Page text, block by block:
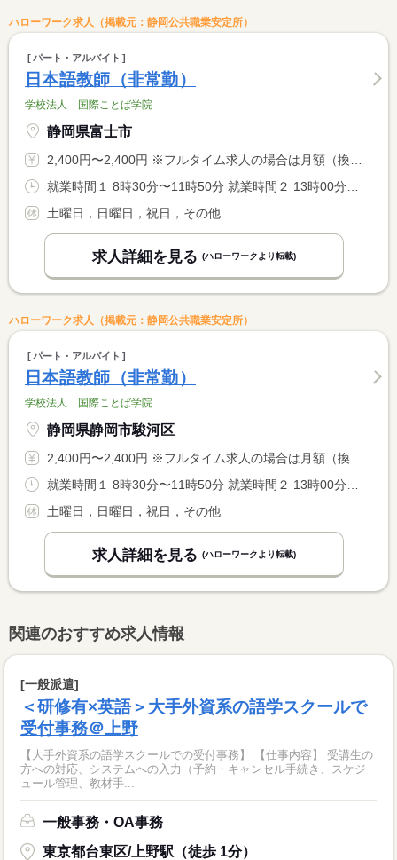
ハローワーク求人（掲載元：静岡公共職業安定所）
パート・アルバイト
日本語教師（非常勤）
学校法人 国際ことば学院
静岡県富士市
2,400円〜2,400円 ※フルタイム求人の場合は月額（換算額）、パート求人の場合は時間額を表示しています。
土曜日，日曜日，祝日，その他
求人詳細を見る (ハローワークより転載)
ハローワーク求人（掲載元：静岡公共職業安定所）
パート・アルバイト
日本語教師（非常勤）
学校法人 国際ことば学院
静岡県静岡市駿河区
2,400円〜2,400円 ※フルタイム求人の場合は月額（換算額）、パート求人の場合は時間額を表示しています。
土曜日，日曜日，祝日，その他
求人詳細を見る (ハローワークより転載)
関連のおすすめ求人情報
[一般派遣]
＜研修有×英語＞大手外資系の語学スクールで
受付事務＠上野
【大手外資系の語学スクールでの受付事務】 【仕事内容】 受講生の
方への対応、システムへの入力（予約・キャンセル手続き、スケジ
ュール管理、教材手...
一般事務・OA事務
東京都台東区/上野駅（徒歩 1分）